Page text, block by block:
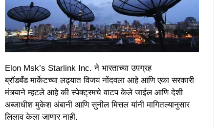
Elon Msk’s Starlink Inc. ने भारताच्या उपग्रह
ब्रॉडबँड मार्केटच्या लढ्यात विजय नोंदवला आहे आणि एका सरकारी
मंत्र्याने म्हटले आहे की स्पेक्ट्रमचे वाटप केले जाईल आणि देशी
अब्जाधीश मुकेश अंबानी आणि सुनील मित्तल यांनी मागितल्यानुसार
लिलाव केला जाणार नाही.